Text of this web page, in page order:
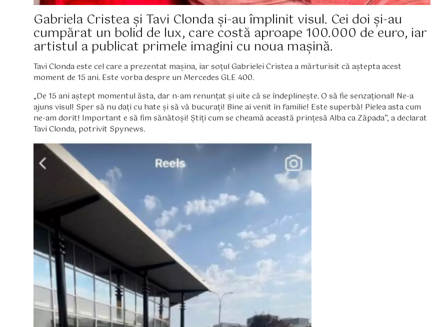
Gabriela Cristea și Tavi Clonda și-au împlinit visul. Cei doi și-au
cumpărat un bolid de lux, care costă aproape 100.000 de euro, iar
artistul a publicat primele imagini cu noua mașină.
Tavi Clonda este cel care a prezentat mașina, iar soțul Gabrielei Cristea a mărturisit că aștepta acest
moment de 15 ani. Este vorba despre un Mercedes GLE 400.
„De 15 ani aștept momentul ăsta, dar n-am renunțat și uite că se îndeplinește. O să fie senzațional! Ne-a
ajuns visul! Sper să nu dați cu hate și să vă bucurați! Bine ai venit în familie! Este superbă! Pielea asta cum
ne-am dorit! Important e să fim sănătoși! Știți cum se cheamă această prințesă Alba ca Zăpada”, a declarat
Tavi Clonda, potrivit Spynews.